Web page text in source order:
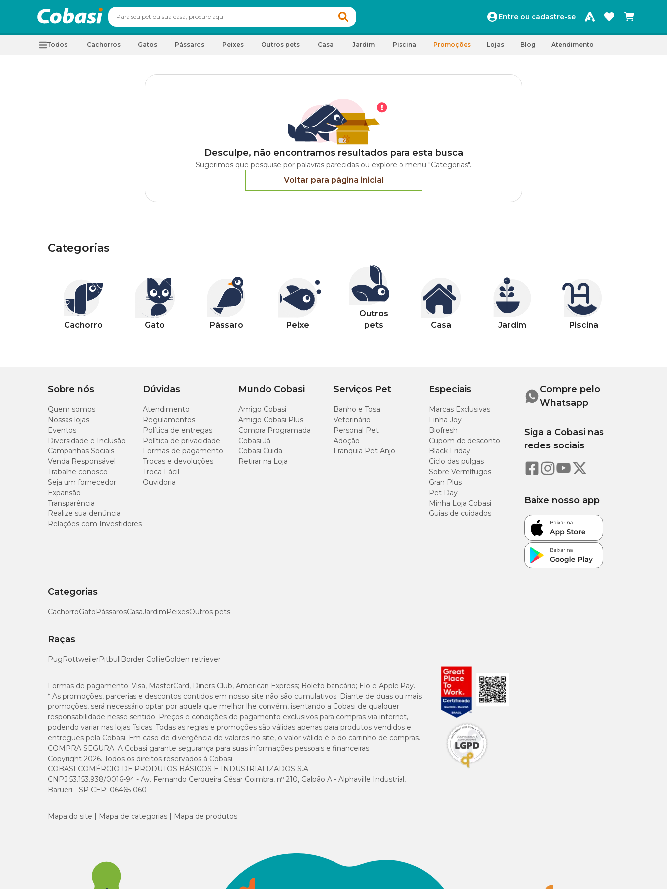
Entre ou cadastre-se
Todos Cachorros Gatos Pássaros Peixes Outros pets Casa Jardim Piscina Promoções Lojas Blog Atendimento
Desculpe, não encontramos resultados para esta busca
Sugerimos que pesquise por palavras parecidas ou explore o menu "Categorias".
Voltar para página inicial
Categorias
Cachorro Gato Pássaro Peixe
Outros
pets
Casa Jardim Piscina
Sobre nós
Quem somos
Nossas lojas
Eventos
Diversidade e Inclusão
Campanhas Sociais
Venda Responsável
Trabalhe conosco
Seja um fornecedor
Expansão
Transparência
Realize sua denúncia
Relações com Investidores
Dúvidas
Atendimento
Regulamentos
Política de entregas
Política de privacidade
Formas de pagamento
Trocas e devoluções
Troca Fácil
Ouvidoria
Mundo Cobasi
Amigo Cobasi
Amigo Cobasi Plus
Compra Programada
Cobasi Já
Cobasi Cuida
Retirar na Loja
Serviços Pet
Banho e Tosa
Veterinário
Personal Pet
Adoção
Franquia Pet Anjo
Especiais
Marcas Exclusivas
Linha Joy
Biofresh
Cupom de desconto
Black Friday
Ciclo das pulgas
Sobre Vermífugos
Gran Plus
Pet Day
Minha Loja Cobasi
Guias de cuidados
Categorias
CachorroGatoPássarosCasaJardimPeixesOutros pets
Raças
PugRottweilerPitbullBorder CollieGolden retriever
Compre pelo
Whatsapp
Siga a Cobasi nas
redes sociais
Baixe nosso app
Formas de pagamento: Visa, MasterCard, Diners Club, American Express; Boleto bancário; Elo e Apple Pay.
* As promoções, parcerias e descontos contidos em nosso site não são cumulativos. Diante de duas ou mais
promoções, será necessário optar por aquela que melhor lhe convém, isentando a Cobasi de qualquer
responsabilidade nesse sentido. Preços e condições de pagamento exclusivos para compras via internet,
podendo variar nas lojas físicas. Todas as regras e promoções são válidas apenas para produtos vendidos e
entregues pela Cobasi. Em caso de divergência de valores no site, o valor válido é o do carrinho de compras.
COMPRA SEGURA. A Cobasi garante segurança para suas informações pessoais e financeiras.
Copyright 2026. Todos os direitos reservados à Cobasi.
COBASI COMÉRCIO DE PRODUTOS BÁSICOS E INDUSTRIALIZADOS S.A.
CNPJ 53.153.938/0016-94 - Av. Fernando Cerqueira César Coimbra, nº 210, Galpão A - Alphaville Industrial,
Barueri - SP CEP: 06465-060
Mapa do site Mapa de categorias Mapa de produtos